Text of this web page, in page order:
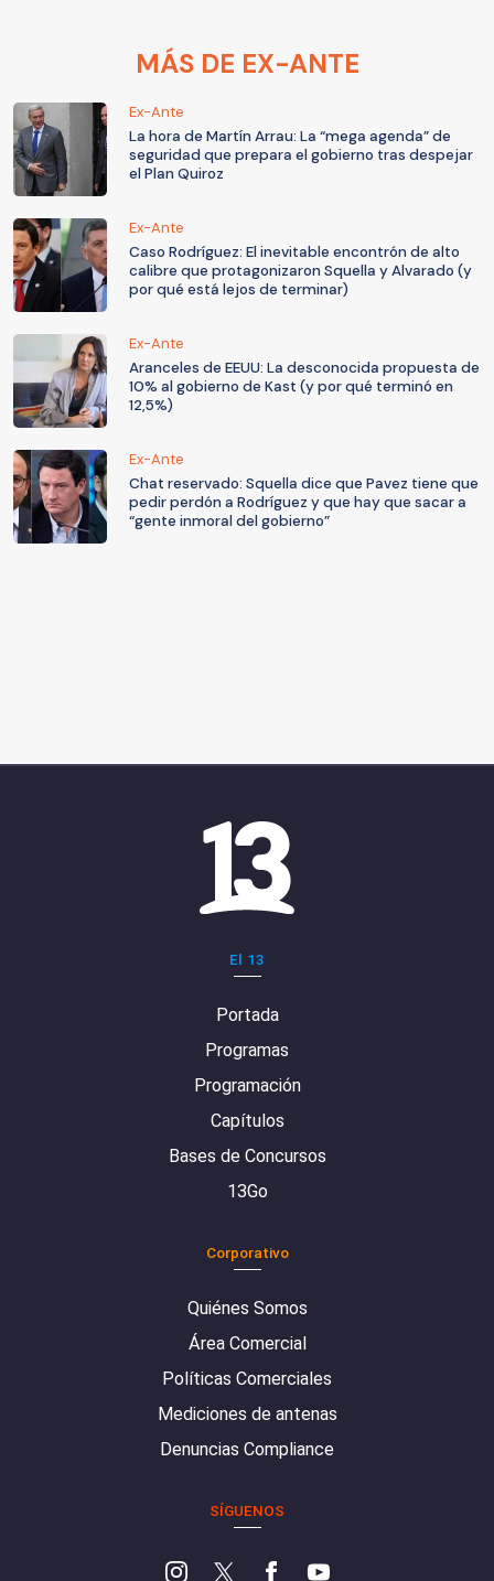
MÁS DE EX-ANTE
Ex-Ante
La hora de Martín Arrau: La “mega agenda” de
seguridad que prepara el gobierno tras despejar
el Plan Quiroz
Ex-Ante
Caso Rodríguez: El inevitable encontrón de alto
calibre que protagonizaron Squella y Alvarado (y
por qué está lejos de terminar)
Ex-Ante
Aranceles de EEUU: La desconocida propuesta de
10% al gobierno de Kast (y por qué terminó en
12,5%)
Ex-Ante
Chat reservado: Squella dice que Pavez tiene que
pedir perdón a Rodríguez y que hay que sacar a
“gente inmoral del gobierno”
El 13
Portada
Programas
Programación
Capítulos
Bases de Concursos
13Go
Corporativo
Quiénes Somos
Área Comercial
Políticas Comerciales
Mediciones de antenas
Denuncias Compliance
SÍGUENOS